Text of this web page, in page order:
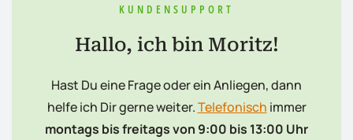
KUNDENSUPPORT
Hallo, ich bin Moritz!
Hast Du eine Frage oder ein Anliegen, dann
helfe ich Dir gerne weiter.Telefonisch immer
montags bis freitags von 9:00 bis 13:00 Uhr